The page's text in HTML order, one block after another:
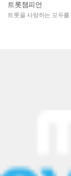
트롯챔피언
트롯을 사랑하는 모두를